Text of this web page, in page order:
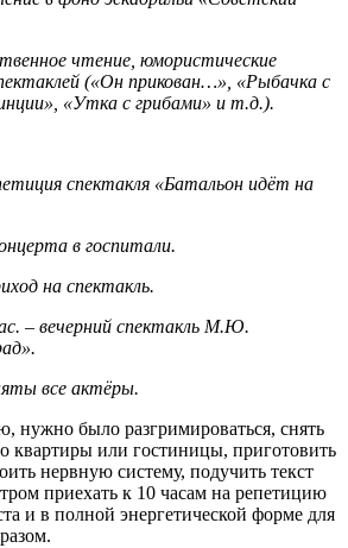
чтение, юмористические
(«Он прикован…», «Рыбачка с
«Утка с грибами» и т.д.).
спектакля «Батальон идёт на
в госпитали.
на спектакль.
– вечерний спектакль М.Ю.
все актёры.
нужно было разгримироваться, снять
квартиры или гостиницы, приготовить
нервную систему, подучить текст
приехать к 10 часам на репетицию
и в полной энергетической форме для